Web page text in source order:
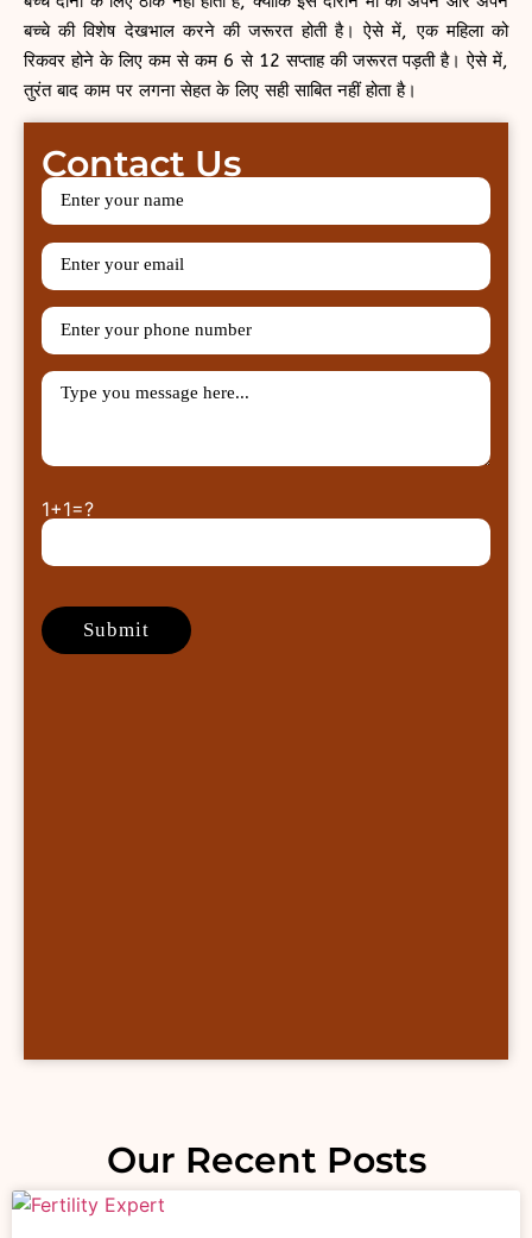
बच्चे की विशेष देखभाल करने की जरूरत होती है। ऐसे में, एक महिला को
रिकवर होने के लिए कम से कम 6 से 12 सप्ताह की जरूरत पड़ती है। ऐसे में,
तुरंत बाद काम पर लगना सेहत के लिए सही साबित नहीं होता है।
Contact Us
1+1=?
Our Recent Posts